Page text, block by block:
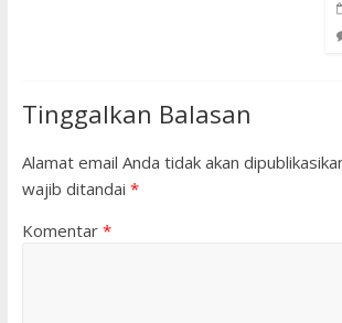
Tinggalkan Balasan
Alamat email Anda tidak akan
wajib ditandai *
Komentar *